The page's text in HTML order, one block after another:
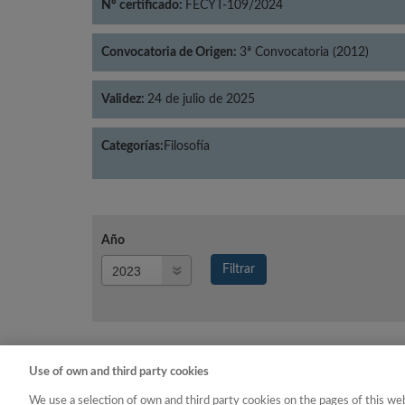
Nº certificado: FECYT-109/2024
Convocatoria de Origen: 3ª Convocatoria (2012)
Validez: 24 de julio de 2025
Categorías: Filosofía
Año
Filtrar
Año
Use of own and third party cookies
We use a selection of own and third party cookies on the pages of this